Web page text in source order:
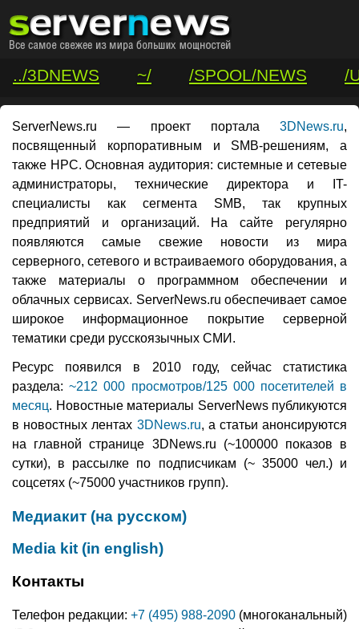
../3DNEWS ~/ /SPOOL/NEWS
/
ServerNews.ru — проект портала 3DNews.ru,
посвященный корпоративным и SMB-решениям, а
также HPC. Основная аудитория: системные и сетевые
администраторы, технические директора и IT-
специалисты как сегмента SMB, так крупных
предприятий и организаций. На сайте регулярно
появляются самые свежие новости из мира
серверного, сетевого и встраиваемого оборудования, а
также материалы о программном обеспечении и
облачных сервисах. ServerNews.ru обеспечивает самое
широкое информационное покрытие серверной
тематики среди русскоязычных СМИ.
Ресурс появился в 2010 году, сейчас статистика
раздела:~212 000 просмотров/125 000 посетителей в
месяц. Новостные материалы ServerNews публикуются
в новостных лентах 3DNews.ru, а статьи анонсируются
на главной странице 3DNews.ru (~100000 показов в
сутки), в рассылке по подписчикам (~ 35000 чел.) и
соцсетях (~75000 участников групп).
Медиакит (на русском)
Media kit (in english)
Контакты
Телефон редакции: +7 (495) 988-2090 (многоканальный)